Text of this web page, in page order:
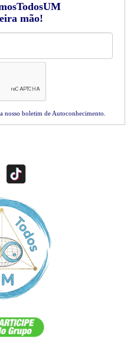
mão!
nosso boletim de Autoconhecimento.